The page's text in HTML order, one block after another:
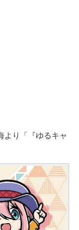
り「『ゆるキャ